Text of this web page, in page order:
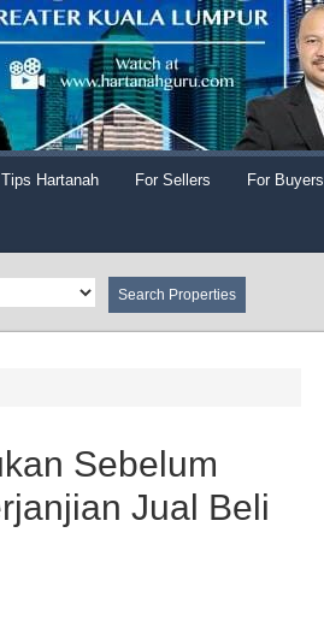
Tips Hartanah For Sellers For Buyers
Sebelum
Jual Beli